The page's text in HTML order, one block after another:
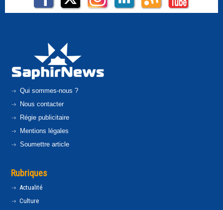
Qui sommes-nous ?
Nous contacter
Régie publicitaire
Mentions légales
Soumettre article
Rubriques
Actualité
Culture